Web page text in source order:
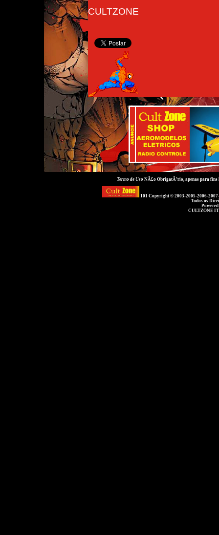
CULTZONE
Termo de UsoNÃ£o ObrigatÃ³rio, apenas para
101 Copyright © 2003-2005-2006-
Todos os
CULTZONE